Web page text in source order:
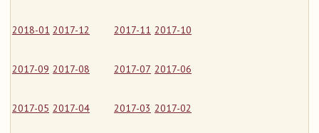
2018-01 2017-12 2017-11 2017-10
2017-09 2017-08 2017-07 2017-06
2017-05 2017-04 2017-03 2017-02